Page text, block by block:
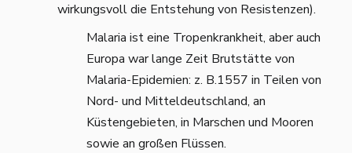
wirkungsvoll die Entstehung von Resistenzen).
Malaria ist eine Tropenkrankheit, aber auch
Europa war lange Zeit Brutstätte von
Malaria-Epidemien: z. B.1557 in Teilen von
Nord- und Mitteldeutschland, an
Küstengebieten, in Marschen und Mooren
sowie an großen Flüssen.